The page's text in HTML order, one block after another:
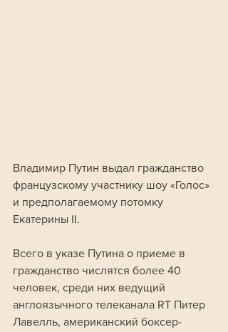
Владимир Путин выдал гражданство
французскому участнику шоу «Голос»
и предполагаемому потомку
Екатерины II.
Всего в указе Путина о приеме в
гражданство числятся более 40
человек, среди них ведущий
англоязычного телеканала RT Питер
Лавелль, американский боксер-